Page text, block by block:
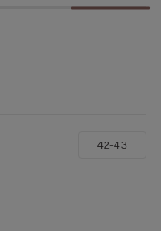
42-43